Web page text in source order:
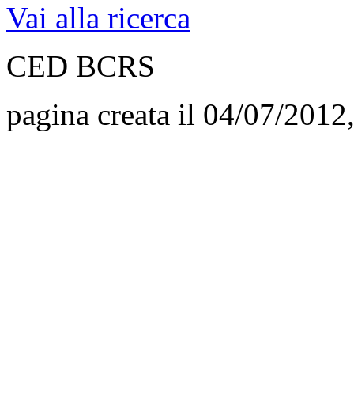
Vai alla ricerca
CED BCRS
pagina creata il 04/07/